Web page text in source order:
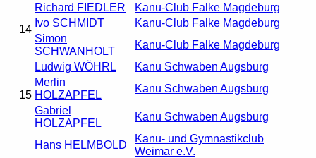
14
Richard FIEDLER
Kanu-Club Falke Magdeburg
Ivo SCHMIDT
Kanu-Club Falke Magdeburg
Simon
SCHWANHOLT
Kanu-Club Falke Magdeburg
15
Ludwig WÖHRL
Kanu Schwaben Augsburg
Merlin
HOLZAPFEL
Kanu Schwaben Augsburg
Gabriel
HOLZAPFEL
Kanu Schwaben Augsburg
Hans HELMBOLD
Kanu- und Gymnastikclub
Weimar e.V.